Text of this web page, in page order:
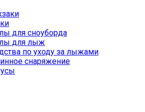
для сноуборда
для лыж
по уходу за лыжами
снаряжение